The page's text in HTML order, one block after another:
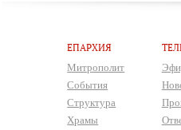
ЕПАРХИЯ
Митрополит
События
Структура
Храмы